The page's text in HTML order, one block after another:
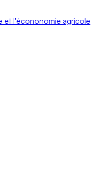
et l'écononomie agricole